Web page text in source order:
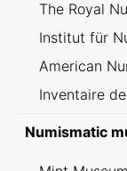
The Royal
Institut für
American
Inventaire
Numismatic